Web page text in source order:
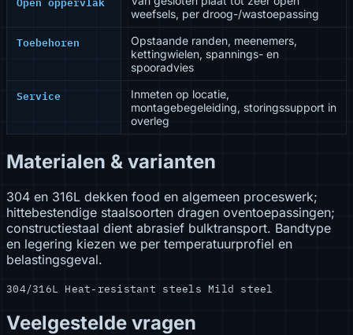
weefsels, per droog-/wastoepassing
Toebehoren
Opstaande randen, meenemers,
kettingwielen, spannings- en
spooradvies
Service
Inmeten op locatie,
montagebegeleiding, storingssupport in
overleg
Materialen & varianten
304 en 316L dekken food en algemeen proceswerk;
hittebestendige staalsoorten dragen oventoepassingen;
constructiestaal dient abrasief bulktransport. Bandtype
en legering kiezen we per temperatuurprofiel en
belastingsgeval.
304/316L Heat-resistant steels Mild steel
Veelgestelde vragen